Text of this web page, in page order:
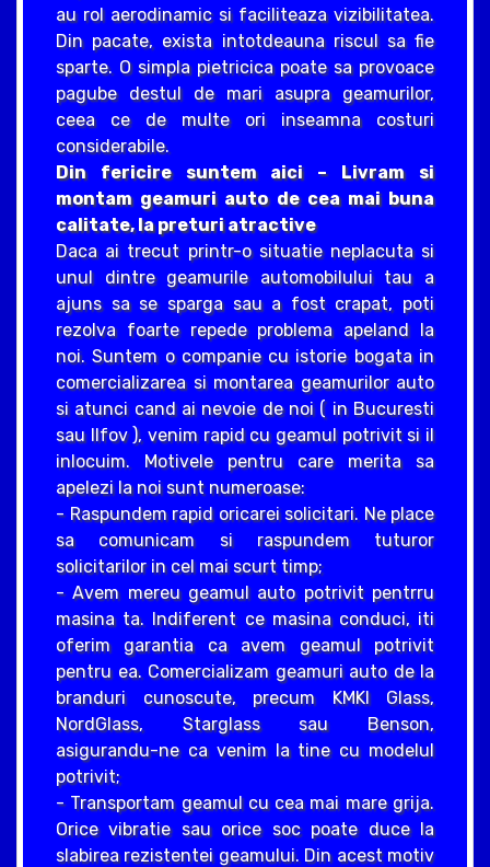
au rol aerodinamic si faciliteaza vizibilitatea.
Din pacate, exista intotdeauna riscul sa fie
sparte. O simpla pietricica poate sa provoace
pagube destul de mari asupra geamurilor,
ceea ce de multe ori inseamna costuri
considerabile.
Din fericire suntem aici – Livram si
montam geamuri auto de cea mai buna
calitate, la preturi atractive
Daca ai trecut printr-o situatie neplacuta si
unul dintre geamurile automobilului tau a
ajuns sa se sparga sau a fost crapat, poti
rezolva foarte repede problema apeland la
noi. Suntem o companie cu istorie bogata in
comercializarea si montarea geamurilor auto
si atunci cand ai nevoie de noi ( in Bucuresti
sau Ilfov ), venim rapid cu geamul potrivit si il
inlocuim. Motivele pentru care merita sa
apelezi la noi sunt numeroase:
- Raspundem rapid oricarei solicitari. Ne place
sa comunicam si raspundem tuturor
solicitarilor in cel mai scurt timp;
- Avem mereu geamul auto potrivit pentrru
masina ta. Indiferent ce masina conduci, iti
oferim garantia ca avem geamul potrivit
pentru ea. Comercializam geamuri auto de la
branduri cunoscute, precum KMKI Glass,
NordGlass, Starglass sau Benson,
asigurandu-ne ca venim la tine cu modelul
potrivit;
- Transportam geamul cu cea mai mare grija.
Orice vibratie sau orice soc poate duce la
slabirea rezistentei geamului. Din acest motiv